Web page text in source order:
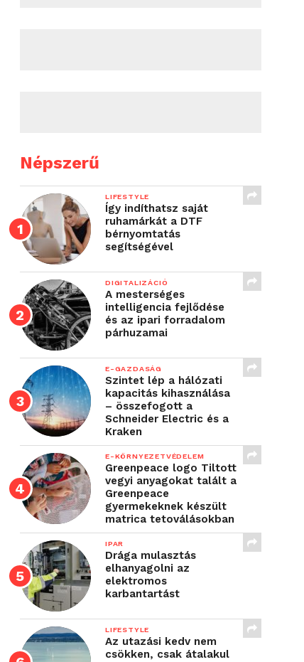
Népszerű
LIFESTYLE
Így indíthatsz saját
ruhamárkát a DTF
bérnyomtatás
segítségével
DIGITALIZÁCIÓ
A mesterséges
intelligencia fejlődése
és az ipari forradalom
párhuzamai
E-GAZDASÁG
Szintet lép a hálózati
kapacitás kihasználása
– összefogott a
Schneider Electric és a
Kraken
E-KÖRNYEZETVÉDELEM
Greenpeace logo Tiltott
vegyi anyagokat talált a
Greenpeace
gyermekeknek készült
matrica tetoválásokban
IPAR
Drága mulasztás
elhanyagolni az
elektromos
karbantartást
LIFESTYLE
Az utazási kedv nem
csökken, csak átalakul